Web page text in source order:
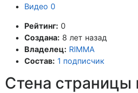
Видео 0
Рейтинг: 0
Создана: 8 лет назад
Владелец: RIMMA
Состав: 1 подписчик
Стена страницы